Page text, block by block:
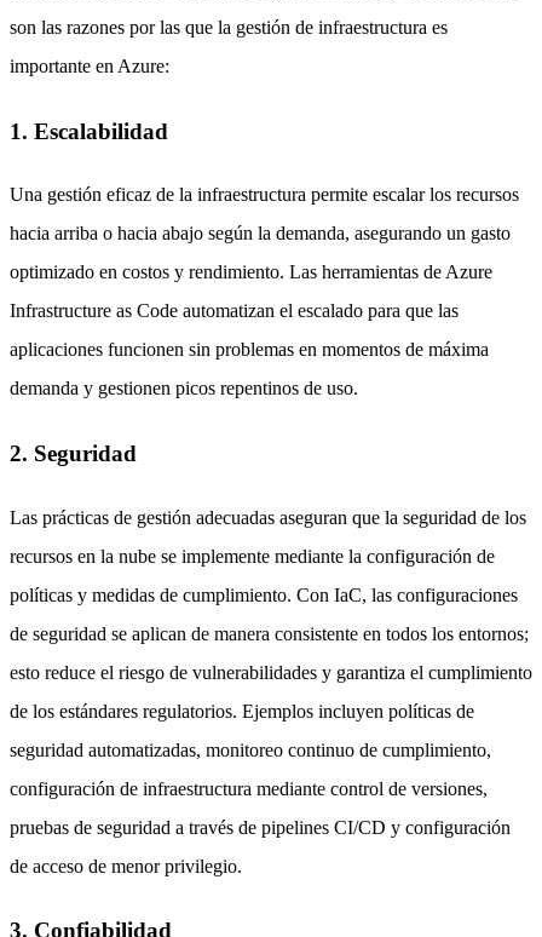
son las razones por las que la gestión de infraestructura es
importante en Azure:
1. Escalabilidad
Una gestión eficaz de la infraestructura permite escalar los recursos
hacia arriba o hacia abajo según la demanda, asegurando un gasto
optimizado en costos y rendimiento. Las herramientas de Azure
Infrastructure as Code automatizan el escalado para que las
aplicaciones funcionen sin problemas en momentos de máxima
demanda y gestionen picos repentinos de uso.
2. Seguridad
Las prácticas de gestión adecuadas aseguran que la seguridad de los
recursos en la nube se implemente mediante la configuración de
políticas y medidas de cumplimiento. Con IaC, las configuraciones
de seguridad se aplican de manera consistente en todos los entornos;
esto reduce el riesgo de vulnerabilidades y garantiza el cumplimiento
de los estándares regulatorios. Ejemplos incluyen políticas de
seguridad automatizadas, monitoreo continuo de cumplimiento,
configuración de infraestructura mediante control de versiones,
pruebas de seguridad a través de pipelines CI/CD y configuración
de acceso de menor privilegio.
3. Confiabilidad